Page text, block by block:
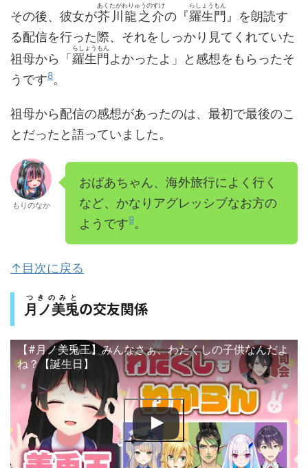
その後、彼女が芥川龍之介
あくたがわりゅうのすけ
の『羅生門
らしょうもん
』を朗読す
る配信を行った際、それをしっかり見てくれていた
祖母から「羅生門
らしょうもん
よかったよ」と感想をもらったそ
うです8。
祖母から配信の感想があったのは、最初で最後のこ
とだったと語っていました。
もりのなか
おばあちゃん、海外旅行によく行く
など、かなりアグレッシブなお方の
ようです9。
↑目次に戻る
月ノ美兎
つきのみと
の交友関係
【#月ノ美兎王】みんなさぁ、わたくしの子供なんだよ
ね？【誕生日】